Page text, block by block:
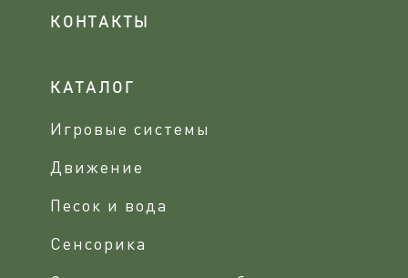
КОНТАКТЫ
КАТАЛОГ
Игровые системы
Движение
Песок и вода
Сенсорика